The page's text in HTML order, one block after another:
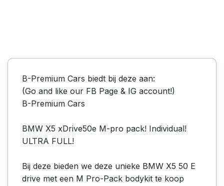
B-Premium Cars biedt bij deze aan:
(Go and like our FB Page & IG account!)
B-Premium Cars
BMW X5 xDrive50e M-pro pack! Individual!
ULTRA FULL!
Bij deze bieden we deze unieke BMW X5 50 E
drive met een M Pro-Pack bodykit te koop